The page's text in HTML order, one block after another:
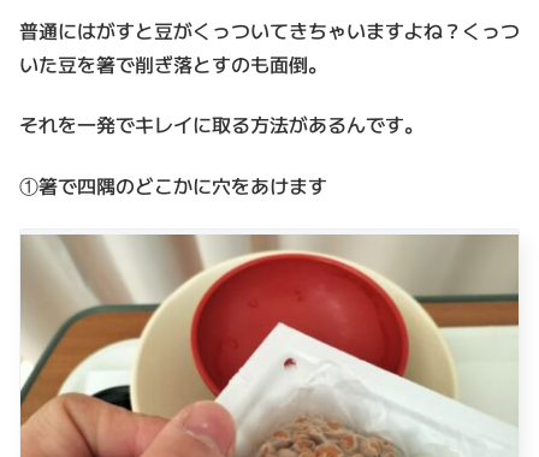
普通にはがすと豆がくっついてきちゃいますよね？くっつ
いた豆を箸で削ぎ落とすのも面倒。
それを一発でキレイに取る方法があるんです。
①箸で四隅のどこかに穴をあけます